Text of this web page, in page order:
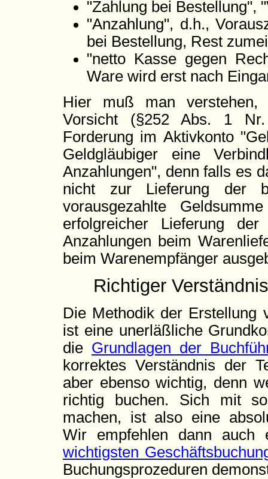
"Zahlung bei Bestellung",
"Anzahlung", d.h.,
bei Bestellung, Rest
"netto Kasse gegen
Ware wird erst nach
Hier muß man verstehen,
Vorsicht (§252 Abs. 1
Forderung im Aktivkonto
Geldgläubiger eine
Anzahlungen", denn falls es
nicht zur Lieferung der
vorausgezahlte
erfolgreicher Lieferung
Anzahlungen beim
beim Warenempfänger
Richtiger
Die Methodik der Erstellung
ist eine unerläßliche
die Grundlagen der
korrektes Verständnis der
aber ebenso wichtig, denn
richtig buchen. Sich mit
machen, ist also eine
Wir empfehlen dann
wichtigsten
Buchungsprozeduren